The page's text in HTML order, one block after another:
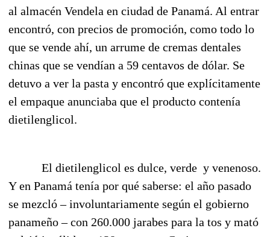
al almacén Vendela en ciudad de Panamá. Al entrar
encontró, con precios de promoción, como todo lo
que se vende ahí, un arrume de cremas dentales
chinas que se vendían a 59 centavos de dólar. Se
detuvo a ver la pasta y encontró que explícitamente
el empaque anunciaba que el producto contenía
dietilenglicol.
El dietilenglicol es dulce, verde y venenoso.
Y en Panamá tenía por qué saberse: el año pasado
se mezcló – involuntariamente según el gobierno
panameño – con 260.000 jarabes para la tos y mató